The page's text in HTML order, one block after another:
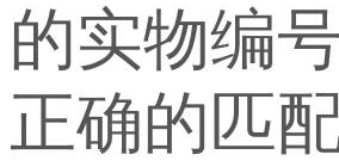
的实物编
正确的匹